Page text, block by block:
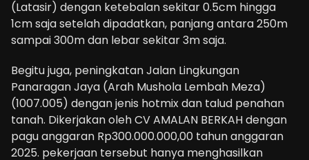
(Latasir) dengan ketebalan sekitar 0.5cm hingga
1cm saja setelah dipadatkan, panjang antara 250m
sampai 300m dan lebar sekitar 3m saja.
Begitu juga, peningkatan Jalan Lingkungan
Panaragan Jaya (Arah Mushola Lembah Meza)
(1007.005) dengan jenis hotmix dan talud penahan
tanah. Dikerjakan oleh CV AMALAN BERKAH dengan
pagu anggaran Rp300.000.000,00 tahun anggaran
2025. pekerjaan tersebut hanya menghasilkan